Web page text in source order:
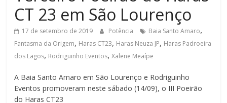
de
Minas
CT 23 em São Lourenço
17 de setembro de 2019 Potência Baia Santo Amaro,
Fantasma da Origem, Haras CT23, Haras Neuza JP, Haras Padroeira
dos Lagos, Rodriguinho Eventos,Xalene Meaípe
A Baia Santo Amaro em São Lourenço e Rodriguinho
Eventos promoveram neste sábado (14/09), o III Poeirão
do Haras CT23